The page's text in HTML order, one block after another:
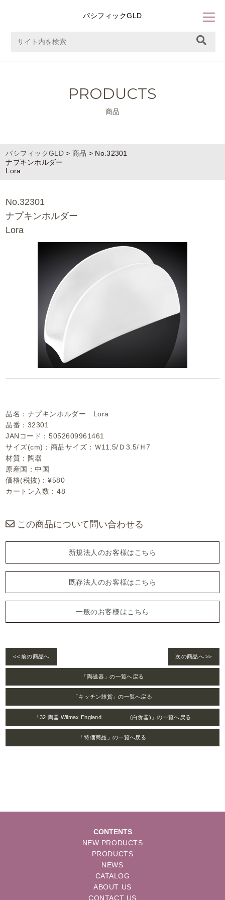
パシフィックGLD
PRODUCTS
商品
パシフィックGLD> 商品 > No.32301
ナプキンホルダー
Lora
No.32301
ナプキンホルダー
Lora
品名：ナプキンホルダー Lora
品番：32301
JANコード：5052609961461
サイズ(cm)：商品サイズ：Ｗ11.5/Ｄ3.5/Ｈ7
材質：陶器
原産国：中国
価格(税抜)：¥580
カートン入数：48
この商品について問い合わせる
新規法人のお客様はこちら
既存法人のお客様はこちら
一般のお客様はこちら
<< 前の商品へ 次の商品へ >>
「陶磁器」の一覧へ戻る
「キッチン雑貨」の一覧へ戻る
「32 陶器 Wilmax England (白食器)」の一覧へ戻る
「特価商品」の一覧へ戻る
CONTENTS
NEW PRODUCTS
PRODUCTS
NEWS
CATALOG
ABOUT US
CONTACT US